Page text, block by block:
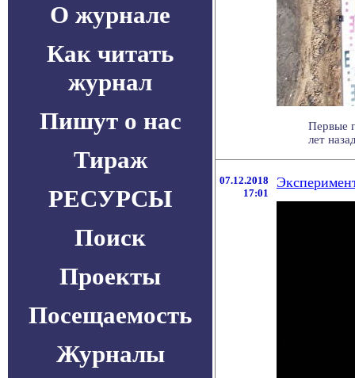
О журнале
Как читать
журнал
Пишут о нас
Тираж
РЕСУРСЫ
Поиск
Проекты
Посещаемость
Журналы
Первые
лет
07.12.2018
17:01